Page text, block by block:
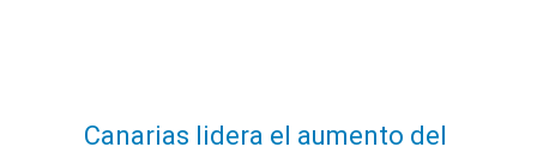
Canarias lidera el aumento del